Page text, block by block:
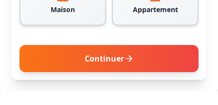
Maison Appartement
Continuer